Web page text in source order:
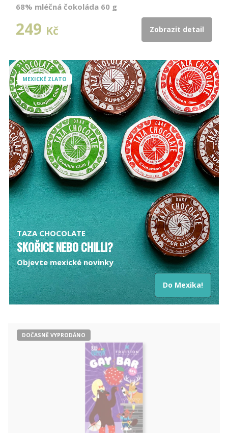
68% mléčná čokoláda 60 g
249 Kč Zobrazit detail
MEXICKÉ ZLATO
TAZA CHOCOLATE
SKOŘICE NEBO CHILLI?
Objevte mexické novinky
Do Mexika!
DOČASNĚ VYPRODÁNO